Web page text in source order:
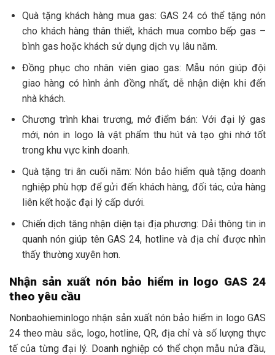
Quà tặng khách hàng mua gas: GAS 24 có thể tặng nón
cho khách hàng thân thiết, khách mua combo bếp gas –
bình gas hoặc khách sử dụng dịch vụ lâu năm.
Đồng phục cho nhân viên giao gas: Mẫu nón giúp đội
giao hàng có hình ảnh đồng nhất, dễ nhận diện khi đến
nhà khách.
Chương trình khai trương, mở điểm bán: Với đại lý gas
mới, nón in logo là vật phẩm thu hút và tạo ghi nhớ tốt
trong khu vực kinh doanh.
Quà tặng tri ân cuối năm: Nón bảo hiểm quà tặng doanh
nghiệp phù hợp để gửi đến khách hàng, đối tác, cửa hàng
liên kết hoặc đại lý cấp dưới.
Chiến dịch tăng nhận diện tại địa phương: Dải thông tin in
quanh nón giúp tên GAS 24, hotline và địa chỉ được nhìn
thấy thường xuyên hơn.
Nhận sản xuất nón bảo hiểm in logo GAS 24
theo yêu cầu
Nonbaohieminlogo nhận sản xuất nón bảo hiểm in logo GAS
24 theo màu sắc, logo, hotline, QR, địa chỉ và số lượng thực
tế của từng đại lý. Doanh nghiệp có thể chọn mẫu nửa đầu,